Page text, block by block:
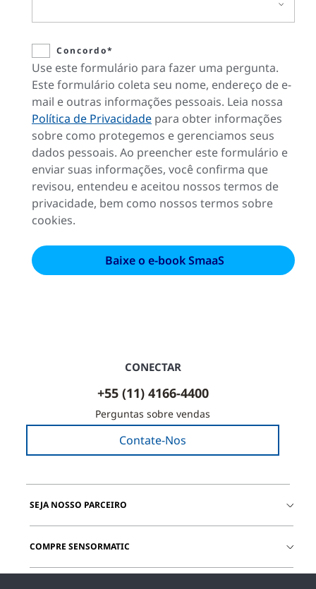
Concordo*
Use este formulário para fazer uma pergunta.
Este formulário coleta seu nome, endereço de e-
mail e outras informações pessoais. Leia nossa
Política de Privacidade para obter informações
sobre como protegemos e gerenciamos seus
dados pessoais. Ao preencher este formulário e
enviar suas informações, você confirma que
revisou, entendeu e aceitou nossos termos de
privacidade, bem como nossos termos sobre
cookies.
CONECTAR
+55 (11) 4166-4400
Perguntas sobre vendas
Contate-Nos
SEJA NOSSO PARCEIRO
COMPRE SENSORMATIC